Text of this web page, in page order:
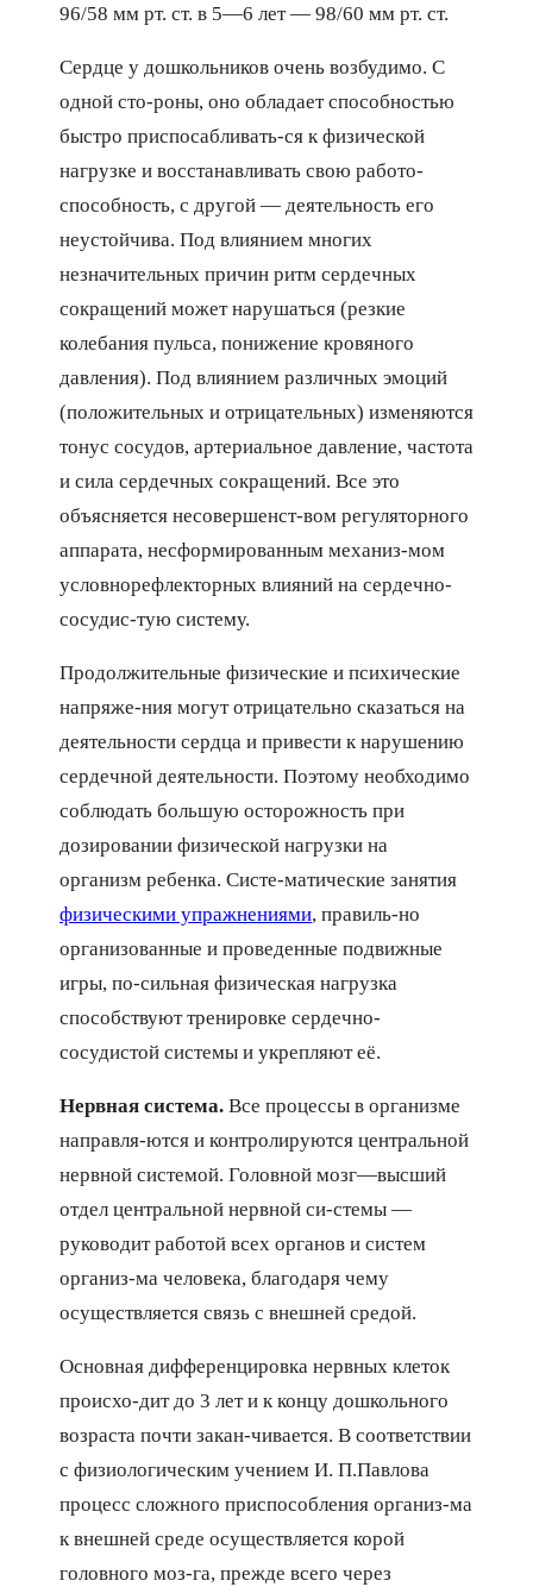
96/58 мм рт. ст. в 5—6 лет — 98/60 мм рт. ст.
Сердце у дошкольников очень возбудимо. С
одной сто-роны, оно обладает способностью
быстро приспосабливать-ся к физической
нагрузке и восстанавливать свою работо-
способность, с другой — деятельность его
неустойчива. Под влиянием многих
незначительных причин ритм сердечных
сокращений может нарушаться (резкие
колебания пульса, понижение кровяного
давления). Под влиянием различных эмоций
(положительных и отрицательных) изменяются
тонус сосудов, артериальное давление, частота
и сила сердечных сокращений. Все это
объясняется несовершенст-вом регуляторного
аппарата, несформированным механиз-мом
условнорефлекторных влияний на сердечно-
сосудис-тую систему.
Продолжительные физические и психические
напряже-ния могут отрицательно сказаться на
деятельности сердца и привести к нарушению
сердечной деятельности. Поэтому необходимо
соблюдать большую осторожность при
дозировании физической нагрузки на
организм ребенка. Систе-матические занятия
физическими упражнениями, правиль-но
организованные и проведенные подвижные
игры, по-сильная физическая нагрузка
способствуют тренировке сердечно-
сосудистой системы и укрепляют её.
Нервная система. Все процессы в организме
направля-ются и контролируются центральной
нервной системой. Головной мозг—высший
отдел центральной нервной си-стемы —
руководит работой всех органов и систем
организ-ма человека, благодаря чему
осуществляется связь с внешней средой.
Основная дифференцировка нервных клеток
происхо-дит до 3 лет и к концу дошкольного
возраста почти закан-чивается. В соответствии
с физиологическим учением И. П.Павлова
процесс сложного приспособления организ-ма
к внешней среде осуществляется корой
головного моз-га, прежде всего через